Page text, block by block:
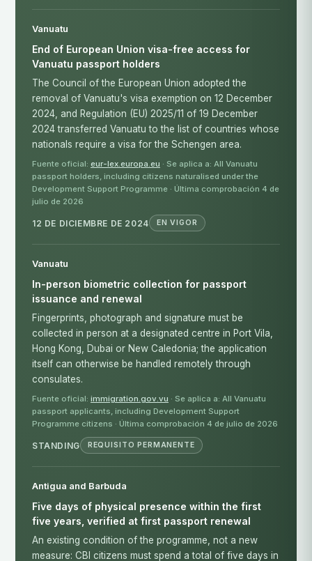
Vanuatu
End of European Union visa-free access for
Vanuatu passport holders
The Council of the European Union adopted the
removal of Vanuatu's visa exemption on 12 December
2024, and Regulation (EU) 2025/11 of 19 December
2024 transferred Vanuatu to the list of countries whose
nationals require a visa for the Schengen area.
Fuente oficial: eur-lex.europa.eu · Se aplica a: All Vanuatu
passport holders, including citizens naturalised under the
Development Support Programme · Última comprobación 4 de
julio de 2026
12 DE DICIEMBRE DE 2024 EN VIGOR
Vanuatu
In-person biometric collection for passport
issuance and renewal
Fingerprints, photograph and signature must be
collected in person at a designated centre in Port Vila,
Hong Kong, Dubai or New Caledonia; the application
itself can otherwise be handled remotely through
consulates.
Fuente oficial: immigration.gov.vu · Se aplica a: All Vanuatu
passport applicants, including Development Support
Programme citizens · Última comprobación 4 de julio de 2026
STANDING REQUISITO PERMANENTE
Antigua and Barbuda
Five days of physical presence within the first
five years, verified at first passport renewal
An existing condition of the programme, not a new
measure: CBI citizens must spend a total of five days in